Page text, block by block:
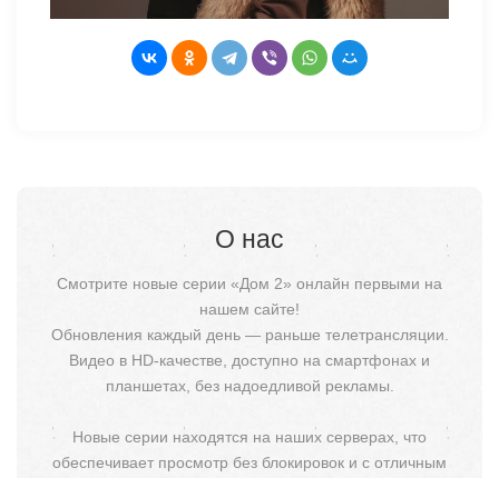
О нас
Смотрите новые серии «Дом 2» онлайн первыми на
нашем сайте!
Обновления каждый день — раньше телетрансляции.
Видео в HD-качестве, доступно на смартфонах и
планшетах, без надоедливой рекламы.
Новые серии находятся на наших серверах, что
обеспечивает просмотр без блокировок и с отличным